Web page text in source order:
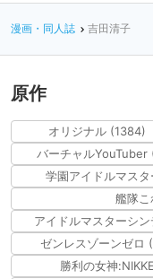
漫画・同人誌 吉田清子
原作
オリジナル (1384)
バーチャルYouTuber
学園アイドルマス
艦隊
アイドルマスターシ
ゼンレスゾーンゼロ
勝利の女神